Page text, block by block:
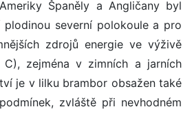
Španěly a Angličany byl
severní polokoule a pro
zdrojů energie ve výživě
zejména v zimních a jarních
je v lilku brambor obsažen také
zvláště při nevhodném